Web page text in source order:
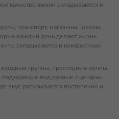
качество жизни складываются в
транспорт, магазины, школы,
каждый день делают жизнь
складываются в комфортную
группы, просторные холлы,
подходящие под разные сценарии
вкус раскрывается постепенно и